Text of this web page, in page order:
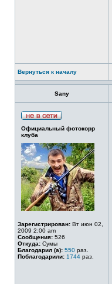
Вернуться к началу
Sany
Официальный фотокорр
клуба
Зарегистрирован: Вт июн 02,
2009 2:00 am
Сообщения: 526
Откуда: Сумы
Благодарил (а): 550 раз.
Поблагодарили: 1744 раз.